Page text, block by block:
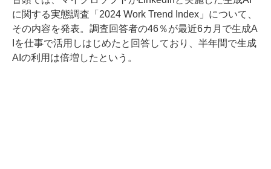
に関する実態調査「2024 Work Trend Index」について、
その内容を発表。調査回答者の46％が最近6カ月で生成A
Iを仕事で活用しはじめたと回答しており、半年間で生成
AIの利用は倍増したという。